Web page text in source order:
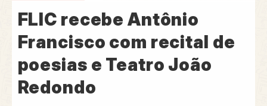
FLIC recebe Antônio
Francisco com recital de
poesias e Teatro João
Redondo